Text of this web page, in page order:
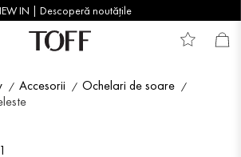
IN | Descoperă noutățile
Accesorii
Ochelari de soare